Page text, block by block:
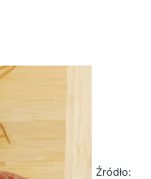
Źródło: